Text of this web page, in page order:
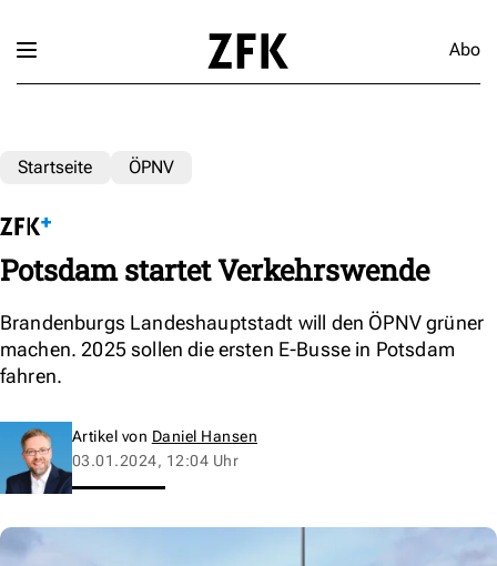
Abo
Startseite ÖPNV
Potsdam startet Verkehrswende
Brandenburgs Landeshauptstadt will den ÖPNV grüner
machen. 2025 sollen die ersten E-Busse in Potsdam
fahren.
Artikel von Daniel Hansen
03.01.2024, 12:04 Uhr